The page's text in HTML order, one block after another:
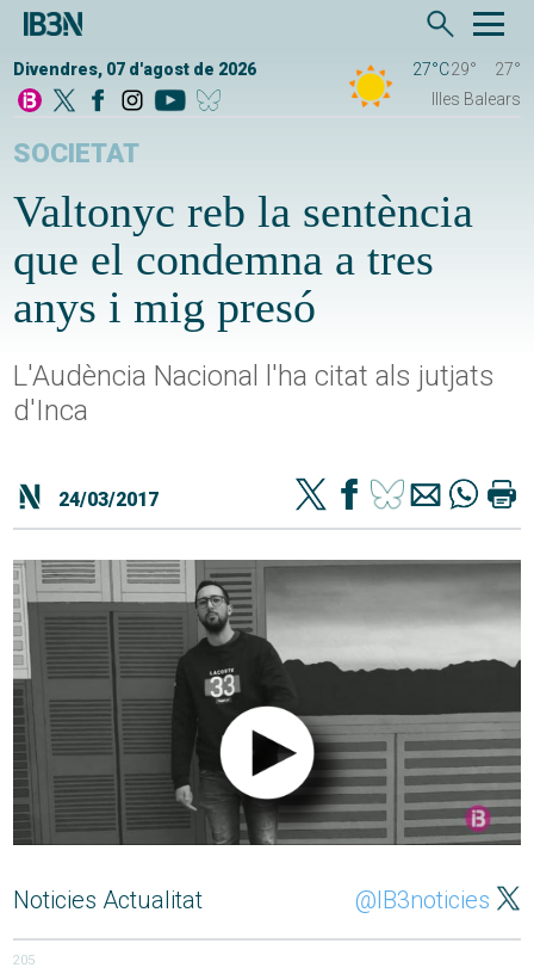
Divendres, 07 d'agost de 2026 27°C29°
27°
Illes Balears
SOCIETAT
Valtonyc reb la sentència
que el condemna a tres
anys i mig presó
L'Audència Nacional l'ha citat als jutjats
d'Inca
24/03/2017
Noticies Actualitat @IB3noticies
205